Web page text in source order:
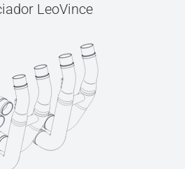
LeoVince